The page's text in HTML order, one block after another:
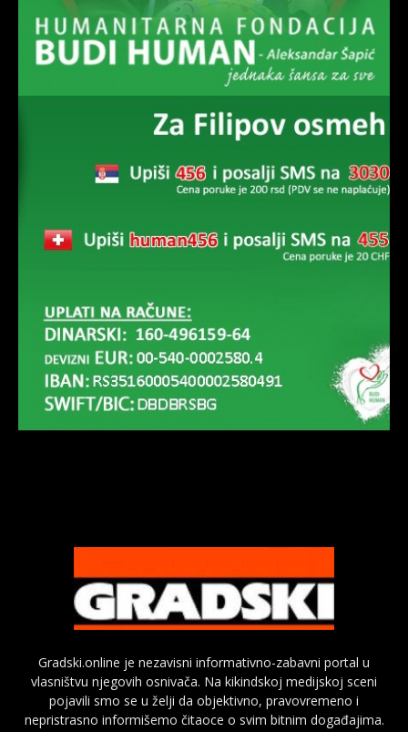
Gradski.online je nezavisni informativno-zabavni portal u
vlasništvu njegovih osnivača. Na kikindskoj medijskoj sceni
pojavili smo se u želji da objektivno, pravovremeno i
nepristrasno informišemo čitaoce o svim bitnim događajima.